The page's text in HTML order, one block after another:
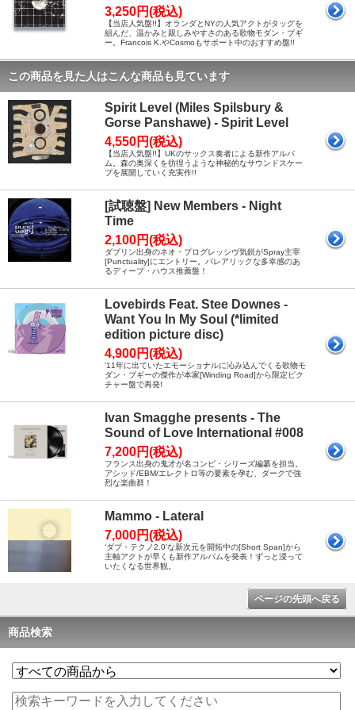
3,250円(税込)
【当店人気盤!!】オランダとNYの人気アクトがタッグを
組んだ、温かみと親しみやすさのある歌物モダン・ブギ
ー。Francois K.やCosmoもサポート中のおすすめ盤!!
この商品を見た人はこんな商品も見ています
Spirit Level (Miles Spilsbury &
Gorse Panshawe) - Spirit Level
4,550円(税込)
【当店人気盤!!】UKのサックス奏者による新作アルバ
ム。森の奥深くを彷徨うような神秘的なサウンドスケー
プを展開していく充実作!!
[試聴盤] New Members - Night
Time
2,100円(税込)
ダブリン出身のネオ・プログレッシヴ気鋭がSpray主宰
[Punctuality]にエントリー。バレアリックな多幸感のあ
るディープ・ハウス推薦盤！
Lovebirds Feat. Stee Downes -
Want You In My Soul (*limited
edition picture disc)
4,900円(税込)
'11年に出ていたエモーショナルに沁み込んでくる歌物モ
ダン・ブギーの傑作が本家[Winding Road]から限定ピク
チャー盤で再発!
Ivan Smagghe presents - The
Sound of Love International #008
7,200円(税込)
フランス出身の鬼才が名コンピ・シリーズ編纂を担当。
アシッド/EBM/エレクトロ等の要素を孕む、ダークで強
烈な楽曲群！
Mammo - Lateral
7,000円(税込)
‘ダブ・テクノ2.0’な新次元を開拓中の[Short Span]から
主軸アクトが早くも新作アルバムを発表！ずっと浸って
いたくなる世界観。
ページの先頭へ戻る
商品検索